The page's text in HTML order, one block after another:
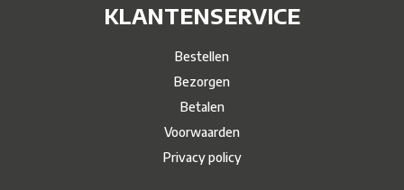
KLANTENSERVICE
Bestellen
Bezorgen
Betalen
Voorwaarden
Privacy policy